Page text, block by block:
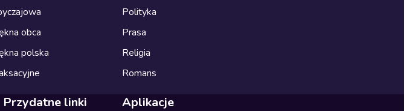
obca
polska
Polityka
Prasa
Religia
Romans
Przydatne linki Aplikacje